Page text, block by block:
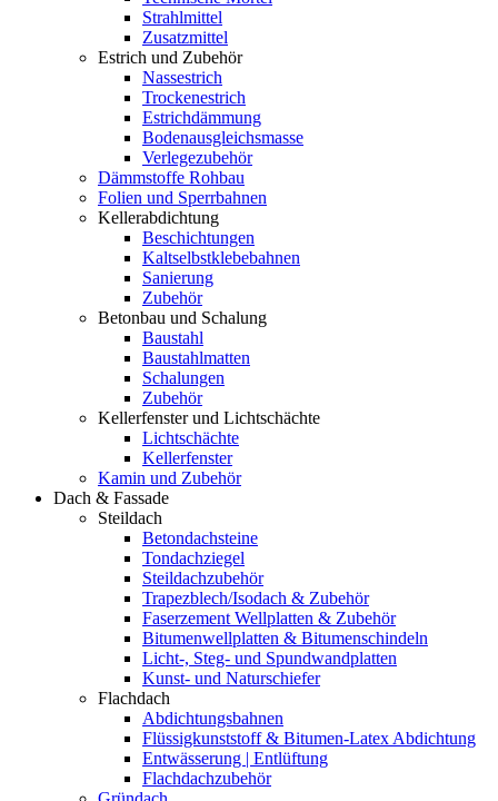
Strahlmittel
Zusatzmittel
Estrich und Zubehör
Nassestrich
Trockenestrich
Estrichdämmung
Bodenausgleichsmasse
Verlegezubehör
Dämmstoffe Rohbau
Folien und Sperrbahnen
Kellerabdichtung
Beschichtungen
Kaltselbstklebebahnen
Sanierung
Zubehör
Betonbau und Schalung
Baustahl
Baustahlmatten
Schalungen
Zubehör
Kellerfenster und Lichtschächte
Lichtschächte
Kellerfenster
Kamin und Zubehör
Dach & Fassade
Steildach
Betondachsteine
Tondachziegel
Steildachzubehör
Trapezblech/Isodach & Zubehör
Faserzement Wellplatten & Zubehör
Bitumenwellplatten & Bitumenschindeln
Licht-, Steg- und Spundwandplatten
Kunst- und Naturschiefer
Flachdach
Abdichtungsbahnen
Flüssigkunststoff & Bitumen-Latex Abdichtung
Entwässerung | Entlüftung
Flachdachzubehör